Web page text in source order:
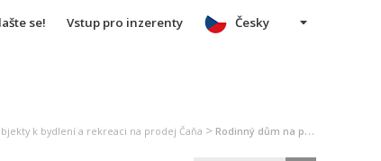
se! Vstup pro inzerenty Česky
k bydlení a rekreaci na prodej Čaňa > Rodinný dům na prodej Čaňa